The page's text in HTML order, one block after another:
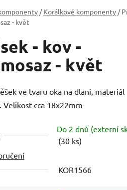
/ Korálkové komponenty /
- květ
- kov -
- květ
ve tvaru oka na dlani, materiál
Velikost cca 18x22mm
Do 2 dnů (externí
(30 ks)
KOR1566